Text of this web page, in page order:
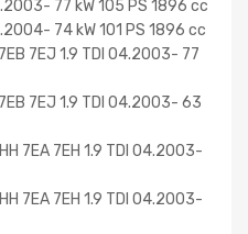
77 kW 105 PS 1896 cc
74 kW 101 PS 1896 cc
7EJ 1.9 TDI 04.2003- 77
7EJ 1.9 TDI 04.2003- 63
7EA 7EH 1.9 TDI 04.2003-
7EA 7EH 1.9 TDI 04.2003-